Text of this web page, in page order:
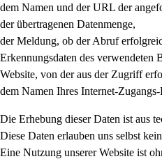
dem Namen und der URL der
der übertragenen Datenmenge,
der Meldung, ob der Abruf
Erkennungsdaten des verwendeten
Website, von der aus der Zugriff
dem Namen Ihres Internet-
Die Erhebung dieser Daten ist aus
Diese Daten erlauben uns selbst
Eine Nutzung unserer Website ist